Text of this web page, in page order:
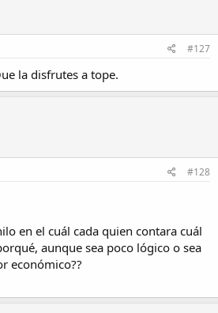
#127
la disfrutes a tope.
#128
en el cuál cada quien contara cuál
aunque sea poco lógico o sea
económico??